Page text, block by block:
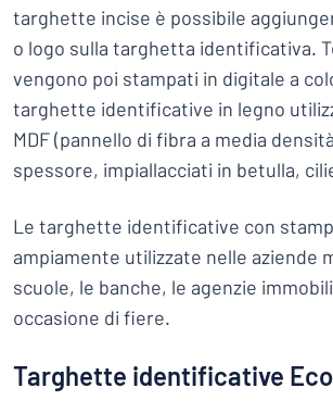
targhette incise è possibile
o logo sulla targhetta identificativa.
vengono poi stampati in digitale a
targhette identificative in legno
MDF (pannello di fibra a media
spessore, impiallacciati in betulla,
Le targhette identificative con
ampiamente utilizzate nelle aziende
scuole, le banche, le agenzie
occasione di fiere.
Targhette identificative